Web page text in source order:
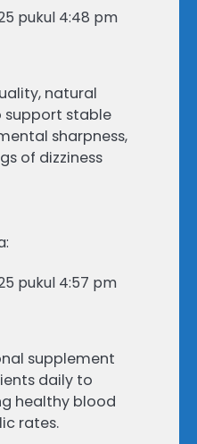
pukul 4:48 pm
natural
stable
sharpness,
of dizziness
pukul 4:57 pm
supplement
daily to
healthy blood
rates.